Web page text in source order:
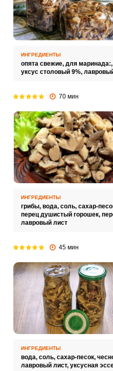
ИНГРЕДИЕНТЫ
опята свежие, для маринада:,
уксус столовый 9%,
70 мин
ИНГРЕДИЕНТЫ
грибы, вода, соль, сахар-
перец душистый горошек,
лавровый лист
45 мин
ИНГРЕДИЕНТЫ
вода, соль, сахар-песок,
лавровый лист, уксусная